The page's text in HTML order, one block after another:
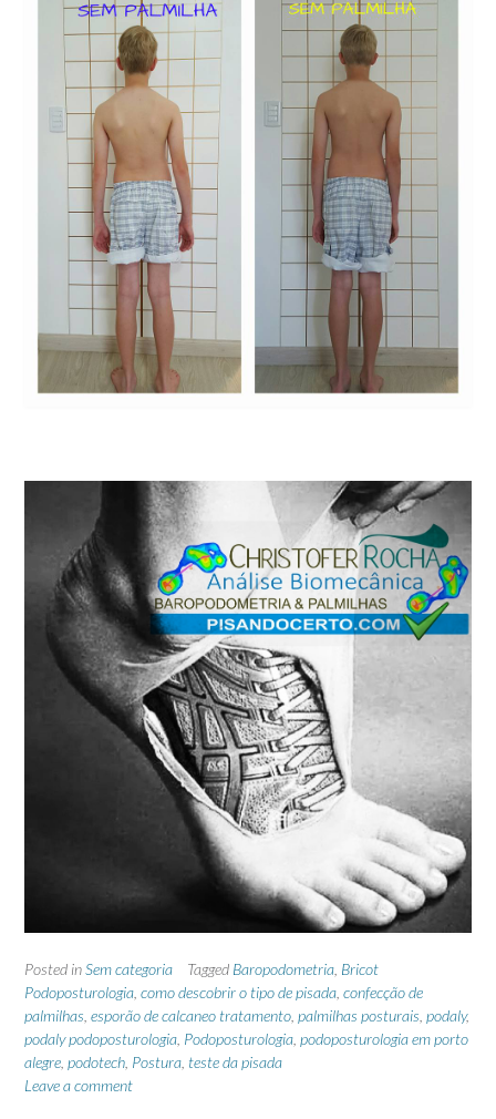
Posted inSem categoria Tagged Baropodometria, Bricot
Podoposturologia, como descobrir o tipo de pisada, confecção de
palmilhas, esporão de calcaneo tratamento, palmilhas posturais, podaly,
podaly podoposturologia, Podoposturologia, podoposturologia em porto
alegre, podotech, Postura, teste da pisada
Leave a comment